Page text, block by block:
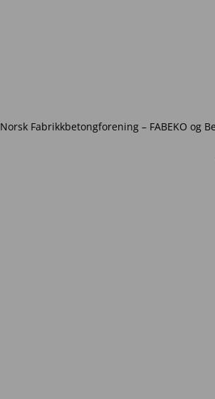
Norsk Fabrikkbetongforening – FABEKO og